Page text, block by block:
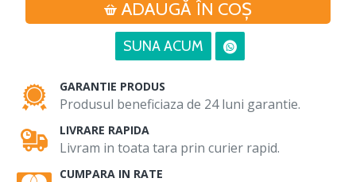
ADAUGĂ ÎN COŞ
SUNA ACUM
GARANTIE PRODUS
Produsul beneficiaza de 24 luni garantie.
LIVRARE RAPIDA
Livram in toata tara prin curier rapid.
CUMPARA IN RATE